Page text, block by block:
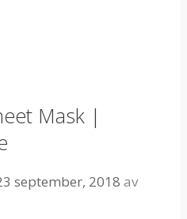
Mask |
september, 2018 av